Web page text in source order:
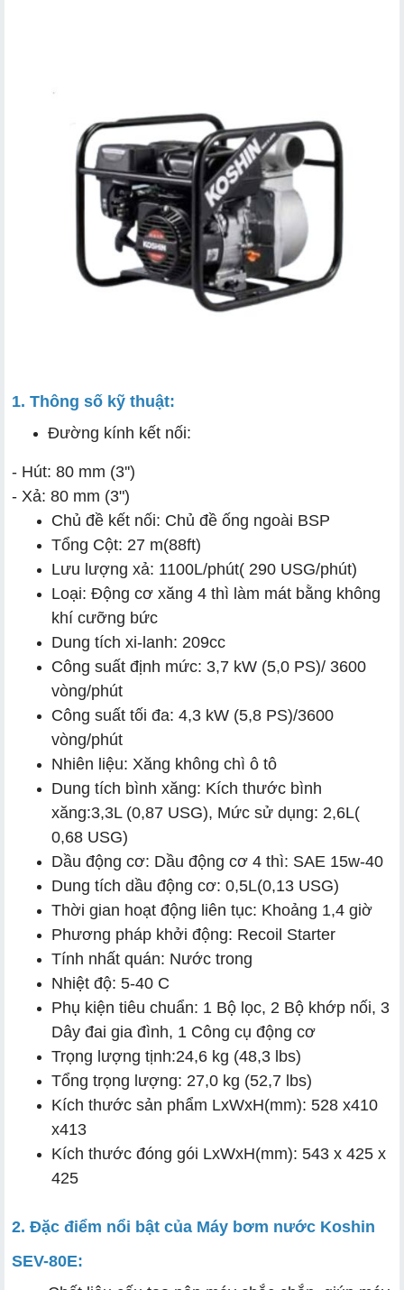
1. Thông số kỹ thuật:
Đường kính kết nối:
- Hút: 80 mm (3'')
- Xả: 80 mm (3")
Chủ đề kết nối: Chủ đề ống ngoài BSP
Tổng Cột: 27 m(88ft)
Lưu lượng xả: 1100L/phút( 290 USG/phút)
Loại: Động cơ xăng 4 thì làm mát bằng không
khí cưỡng bức
Dung tích xi-lanh: 209cc
Công suất định mức: 3,7 kW (5,0 PS)/ 3600
vòng/phút
Công suất tối đa: 4,3 kW (5,8 PS)/3600
vòng/phút
Nhiên liệu: Xăng không chì ô tô
Dung tích bình xăng: Kích thước bình
xăng:3,3L (0,87 USG), Mức sử dụng: 2,6L(
0,68 USG)
Dầu động cơ: Dầu động cơ 4 thì: SAE 15w-40
Dung tích dầu động cơ: 0,5L(0,13 USG)
Thời gian hoạt động liên tục: Khoảng 1,4 giờ
Phương pháp khởi động: Recoil Starter
Tính nhất quán: Nước trong
Nhiệt độ: 5-40 C
Phụ kiện tiêu chuẩn: 1 Bộ lọc, 2 Bộ khớp nối, 3
Dây đai gia đình, 1 Công cụ động cơ
Trọng lượng tịnh:24,6 kg (48,3 lbs)
Tổng trọng lượng: 27,0 kg (52,7 lbs)
Kích thước sản phẩm LxWxH(mm): 528 x410
x413
Kích thước đóng gói LxWxH(mm): 543 x 425 x
425
2. Đặc điểm nổi bật của Máy bơm nước Koshin
SEV-80E: